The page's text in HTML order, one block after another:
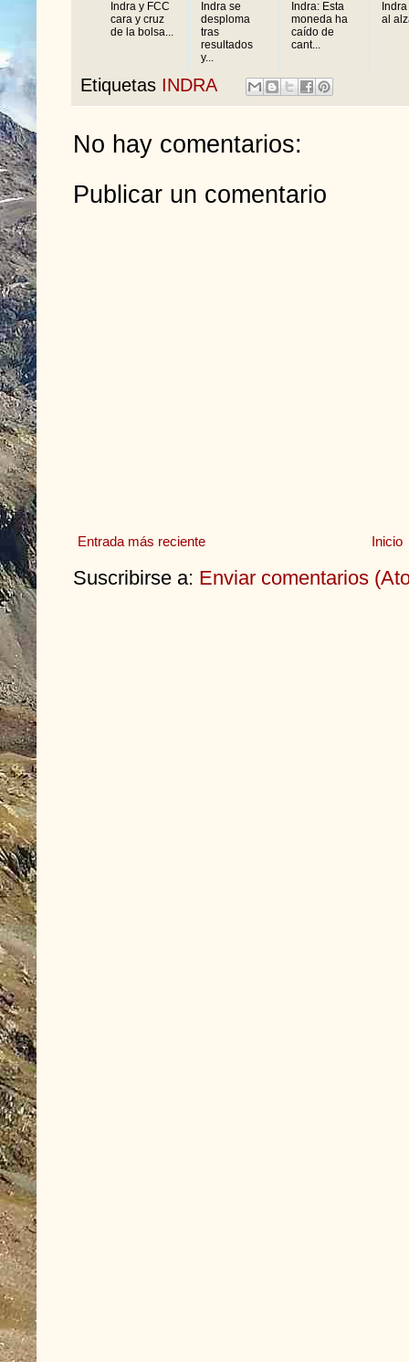
Indra y FCC
cara y cruz
de la bolsa...
Indra se
desploma
tras
resultados
y...
Indra: Esta
moneda ha
caído de
cant...
al
Etiquetas INDRA
No hay comentarios:
Publicar un comentario
Entrada más reciente Inicio
Suscribirse a: Enviar comentarios